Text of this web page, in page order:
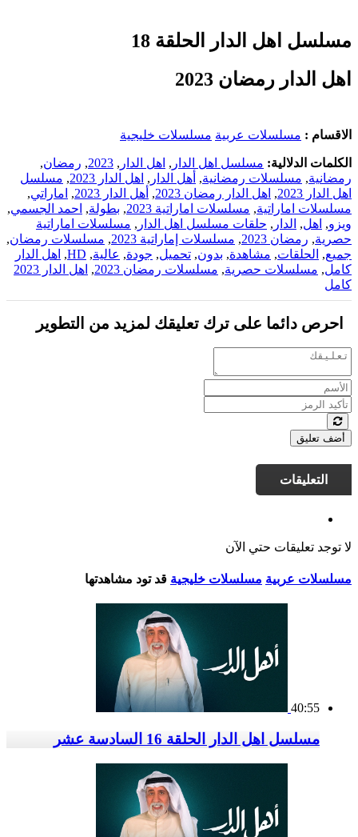
مسلسل اهل الدار الحلقة 18
اهل الدار رمضان 2023
الاقسام : مسلسلات عربية مسلسلات خليجية
الكلمات الدلالية: مسلسل اهل الدار , اهل الدار ,
2023
, رمضان,
رمضانية, مسلسلات رمضانية, أهل الدار , اهل الدار 2023 , مسلسل
اهل الدار 2023
, اهل الدار رمضان 2023 , أهل الدار 2023 , اماراتي,
مسلسلات اماراتية, مسلسلات اماراتية 2023 , بطولة, احمد الجسمي,
ويزو, اهل, الدار , حلقات مسلسل اهل الدار , مسلسلات اماراتية
حصرية, رمضان 2023 , مسلسلات إماراتية 2023 , مسلسلات رمضان,
جميع, الحلقات, مشاهدة, بدون, تحميل, جودة, عالية,
HD
, اهل الدار
كامل, مسلسلات حصرية, مسلسلات رمضان 2023 ,
اهل الدار 2023
كامل
احرص دائما على ترك تعليقك لمزيد من التطوير
أضف تعليق
التعليقات
لا توجد تعليقات حتي الآن
مسلسلات عربية مسلسلات خليجية قد تود مشاهدتها
40:55
مسلسل اهل الدار الحلقة 16 السادسة عشر